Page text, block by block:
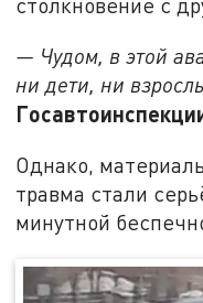
столкновение с
— Чудом, в этой
ни дети, ни
Однако,
травма стали
минутной